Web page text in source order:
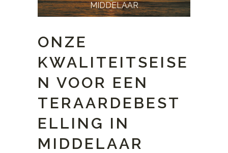
MIDDELAAR
ONZE
KWALITEITSEISE
N VOOR EEN
TERAARDEBEST
ELLING IN
MIDDELAAR